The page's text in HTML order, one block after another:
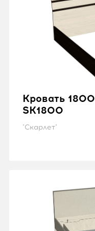
Кровать 1800
SK1800
"Скарлет"